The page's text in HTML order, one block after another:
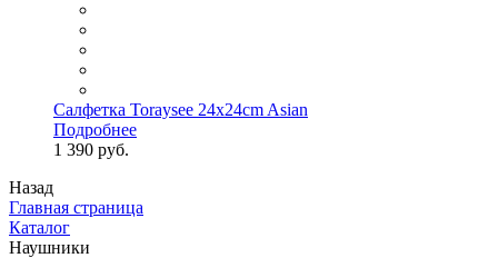
Салфетка Toraysee 24x24cm Asian
Подробнее
1 390 руб.
Назад
Главная страница
Каталог
Наушники